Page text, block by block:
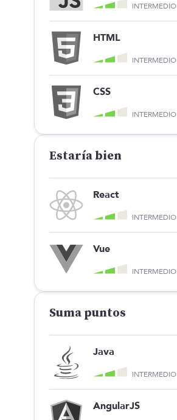
INTERMEDIO
HTML
INTERMEDIO
CSS
INTERMEDIO
Estaría bien
React
INTERMEDIO
Vue
INTERMEDIO
Suma puntos
Java
INTERMEDIO
AngularJS